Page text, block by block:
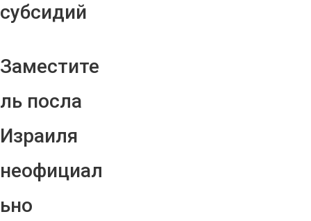
субсидий
Заместите
ль посла
Израиля
неофициал
ьно